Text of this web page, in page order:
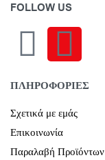
FOLLOW US
ΠΛΗΡΟΦΟΡΙΕΣ
Σχετικά με εμάς
Επικοινωνία
Παραλαβή Προϊόντων